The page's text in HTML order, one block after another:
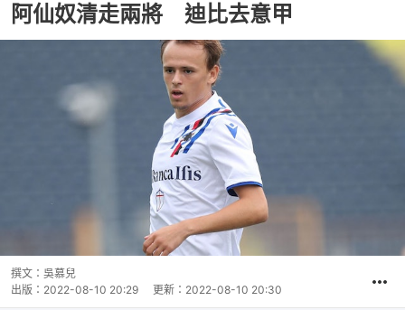
阿仙奴清走兩將 迪比去意甲
撰文： 吳慕兒
出版： 2022-08-10 20:29 更新： 2022-08-10 20:30